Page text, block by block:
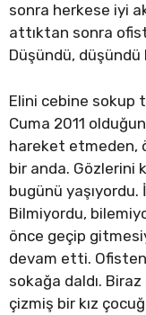
sonra herkese iyi
attıktan sonra
Düşündü, düşündü
Elini cebine sokup
Cuma 2011
hareket etmeden,
bir anda. Gözlerini
bugünü yaşıyordu.
Bilmiyordu,
önce geçip
devam etti.
sokağa daldı.
çizmiş bir kız